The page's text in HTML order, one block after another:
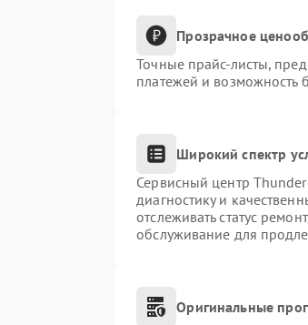
Прозрачное
Точные прайс-листы,
платежей и возможность
Широкий спектр
Сервисный центр
диагностику и
отслеживать статус
обслуживание для
Оригинальные